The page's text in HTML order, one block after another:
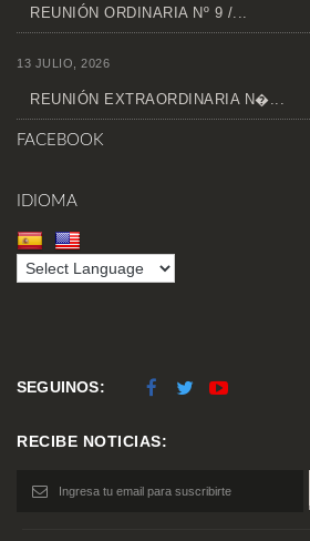
REUNIÓN ORDINARIA Nº 9 /...
13 JULIO, 2026
REUNIÓN EXTRAORDINARIA N�...
FACEBOOK
IDIOMA
SEGUINOS:
RECIBE NOTICIAS: